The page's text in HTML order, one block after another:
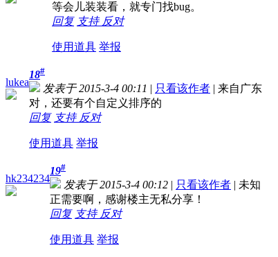
等会儿装装看，就专门找bug。
回复 支持 反对
使用道具 举报
lukea
18#
发表于 2015-3-4 00:11 | 只看该作者 | 来自广东
对，还要有个自定义排序的
回复 支持 反对
使用道具 举报
hk234234
19#
发表于 2015-3-4 00:12 | 只看该作者 | 未知
正需要啊，感谢楼主无私分享！
回复 支持 反对
使用道具 举报